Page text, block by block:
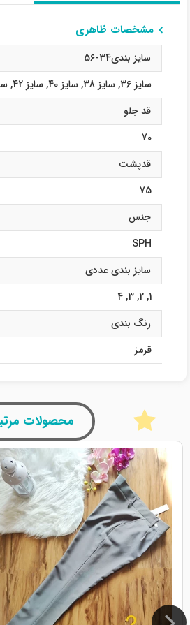
مشخصات ظاهری
سایز بندی34-56
سایز 36
, سایز 38 , سایز 40 , سایز 42 ,
قد جلو
70
قدپشت
75
جنس
SPH
سایز بندی عددی
1
,
2
,
3
,
4
رنگ بندی
قرمز
محصولات